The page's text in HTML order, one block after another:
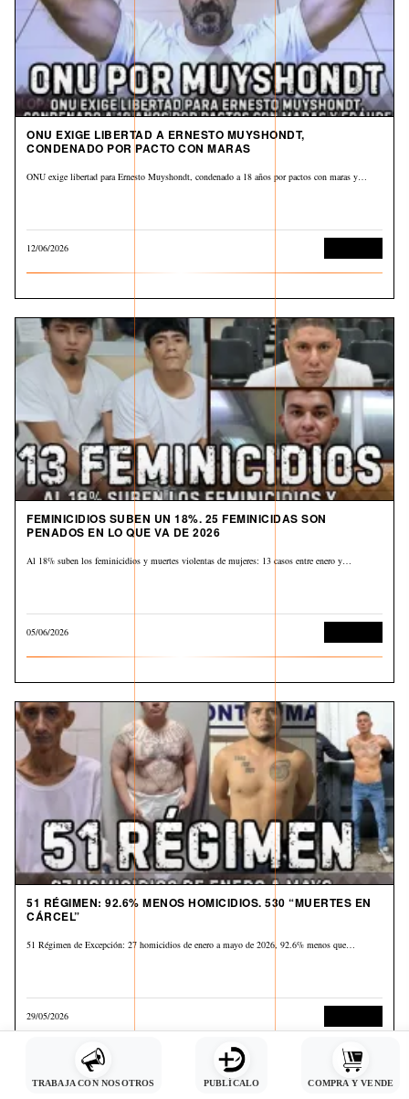
ONU EXIGE LIBERTAD A ERNESTO MUYSHONDT,
CONDENADO POR PACTO CON MARAS
ONU exige libertad para Ernesto Muyshondt, condenado a 18 años por pactos con maras y…
12/06/2026
FEMINICIDIOS SUBEN UN 18%. 25 FEMINICIDAS SON
PENADOS EN LO QUE VA DE 2026
Al 18% suben los feminicidios y muertes violentas de mujeres: 13 casos entre enero y…
05/06/2026
51 RÉGIMEN: 92.6% MENOS HOMICIDIOS. 530 “MUERTES EN
CÁRCEL”
51 Régimen de Excepción: 27 homicidios de enero a mayo de 2026, 92.6% menos que…
29/05/2026
TRABAJA CON NOSOTROS PUBLÍCALO COMPRA Y VENDE